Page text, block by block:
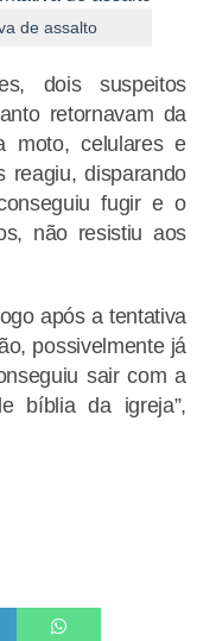
de assalto
dois suspeitos
retornavam da
moto, celulares e
disparando
fugir e o
não resistiu aos
após a tentativa
possivelmente já
sair com a
bíblia da igreja”,